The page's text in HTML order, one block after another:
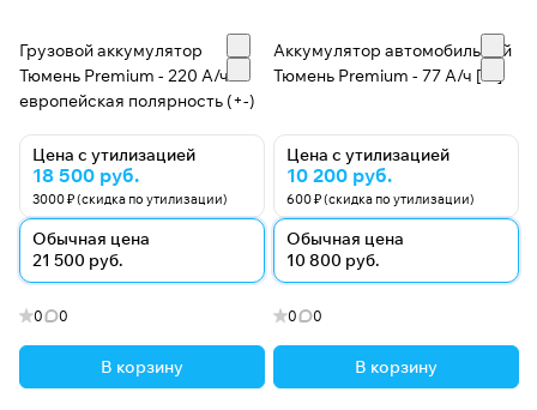
Грузовой аккумулятор
Тюмень Premium - 220 А/ч
европейская полярность (+-)
Цена с утилизацией
18 500 руб.
3000 ₽ (скидка по утилизации)
Обычная цена
21 500 руб.
0 0
В корзину
Аккумулятор автомобильный
Тюмень Premium - 77 А/ч [-+]
Цена с утилизацией
10 200 руб.
600 ₽ (скидка по утилизации)
Обычная цена
10 800 руб.
0 0
В корзину